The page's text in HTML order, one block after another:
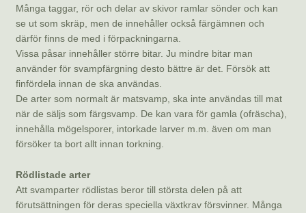
Många taggar, rör och delar av skivor ramlar sönder och kan
se ut som skräp, men de innehåller också färgämnen och
därför finns de med i förpackningarna.
Vissa påsar innehåller större bitar. Ju mindre bitar man
använder för svampfärgning desto bättre är det. Försök att
finfördela innan de ska användas.
De arter som normalt är matsvamp, ska inte användas till mat
när de säljs som färgsvamp. De kan vara för gamla (ofräscha),
innehålla mögelsporer, intorkade larver m.m. även om man
försöker ta bort allt innan torkning.
Rödlistade arter
Att svamparter rödlistas beror till största delen på att
förutsättningen för deras speciella växtkrav försvinner. Många